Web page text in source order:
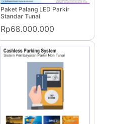
Paket Palang LED Parkir
Standar Tunai
Rp68.000.000